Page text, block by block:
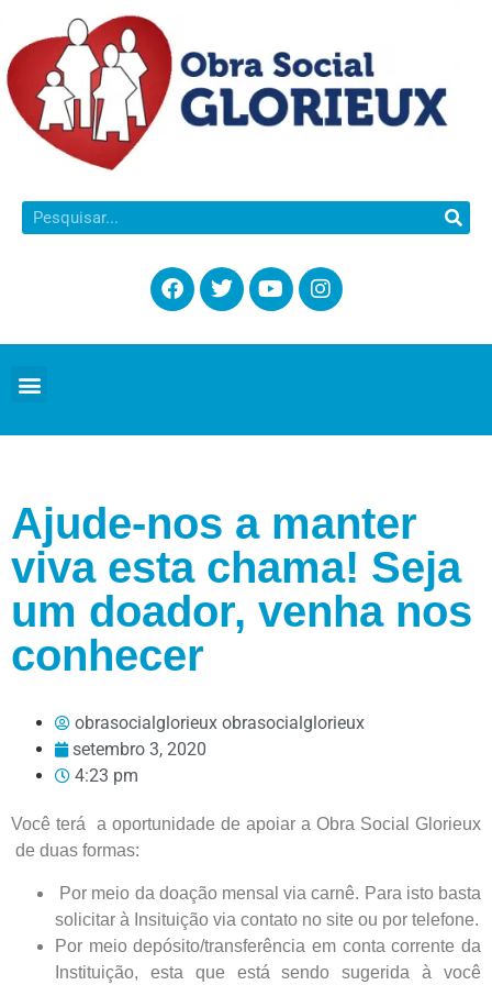
Ajude-nos a manter
viva esta chama! Seja
um doador, venha nos
conhecer
obrasocialglorieux obrasocialglorieux
setembro 3, 2020
4:23 pm
Você terá a oportunidade de apoiar a Obra Social Glorieux
de duas formas:
Por meio da doação mensal via carnê. Para isto basta
solicitar à Insituição via contato no site ou por telefone.
Por meio depósito/transferência em conta corrente da
Instituição, esta que está sendo sugerida à você